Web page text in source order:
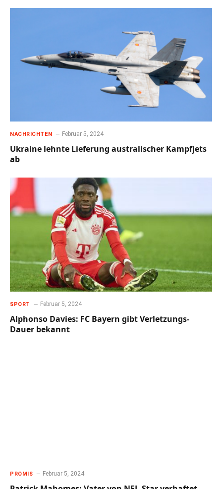
NACHRICHTEN Februar 5, 2024
Ukraine lehnte Lieferung australischer Kampfjets
ab
SPORT Februar 5, 2024
Alphonso Davies: FC Bayern gibt Verletzungs-
Dauer bekannt
PROMIS Februar 5, 2024